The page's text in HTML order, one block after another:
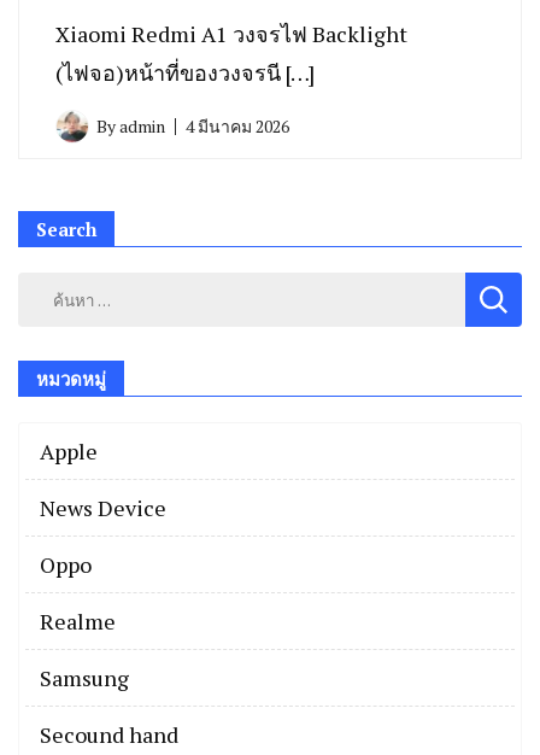
Xiaomi Redmi A1 วงจรไฟ Backlight
(ไฟจอ)หน้าที่ของวงจรนี […]
Byadmin 4 มีนาคม 2026
Search
ค้นหา
หมวดหมู่
Apple
News Device
Oppo
Realme
Samsung
Secound hand